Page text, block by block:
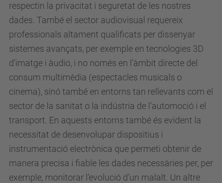
respectin la privacitat i seguretat de les nostres
dades. També el sector audiovisual requereix
professionals altament qualificats per dissenyar
sistemes avançats, per exemple en tecnologies 3D
d’imatge i àudio, i no només en l’àmbit directe del
consum multimèdia (espectacles musicals o
cinema), sinó també en entorns tan rellevants com el
sector de la sanitat o la indústria de l’automoció i el
transport. En aquests entorns també és evident la
necessitat de desenvolupar dispositius i
instrumentació electrònica que permeti obtenir de
manera precisa i fiable les dades necessàries per, per
exemple, monitorar l’evolució d’un malalt. Un altre